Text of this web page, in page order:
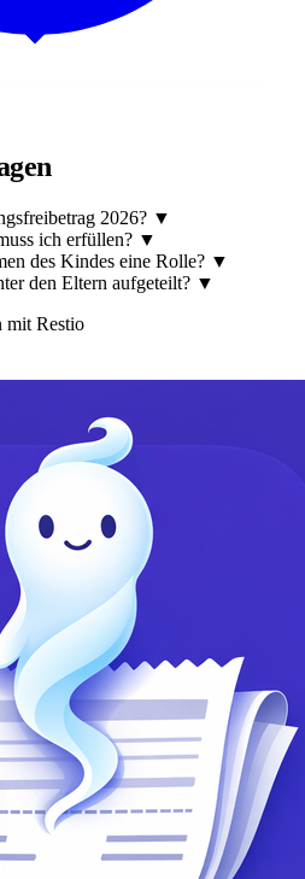
2026? ▼
ich erfüllen? ▼
des Kindes eine Rolle? ▼
den Eltern aufgeteilt? ▼
mit Restio